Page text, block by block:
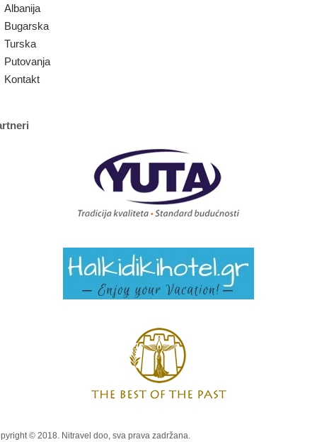
Albanija
Bugarska
Turska
Putovanja
Kontakt
© 2018. Nitravel doo, sva prava zadržana.